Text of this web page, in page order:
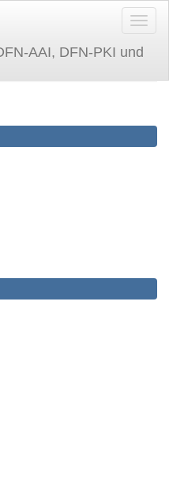
AAI, DFN-PKI und